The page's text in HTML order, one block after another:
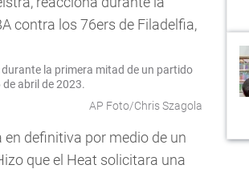
la primera mitad de un partido
abril de 2023.
AP Foto/Chris Szagola
definitiva por medio de un
que el Heat solicitara una